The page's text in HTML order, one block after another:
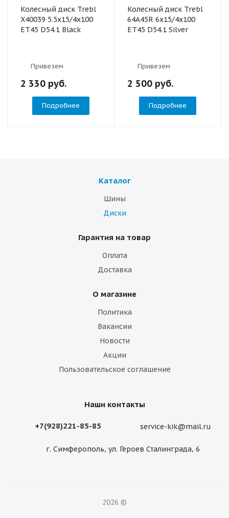
Колесный диск Trebl
X40039 5.5x15/4x100
ET45 D54.1 Black
Привезем
2 330 руб.
Подробнее
Колесный диск Trebl
64А45R 6x15/4x100
ET45 D54.1 Silver
Привезем
2 500 руб.
Подробнее
Каталог
Шины
Диски
Гарантия на товар
Оплата
Доставка
О магазине
Политика
Вакансии
Новости
Акции
Пользовательское соглашение
Наши контакты
+7(928)221-85-85 service-kik@mail.ru
г. Симферополь, ул. Героев Сталинграда, 6
2026 ©